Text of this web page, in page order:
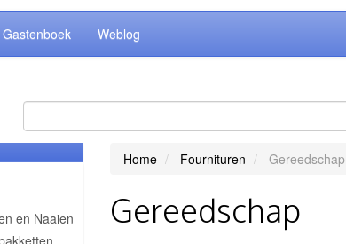
Gastenboek Weblog
en Naaien
Home Fournituren Gereedschap
Gereedschap